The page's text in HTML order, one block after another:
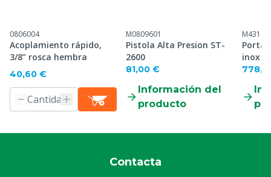
0806004
Acoplamiento rápido,
3/8” rosca hembra
40,60 €
M0809601
Pistola Alta Presion ST-
2600
81,00 €
Información del
producto
inox
Contacta